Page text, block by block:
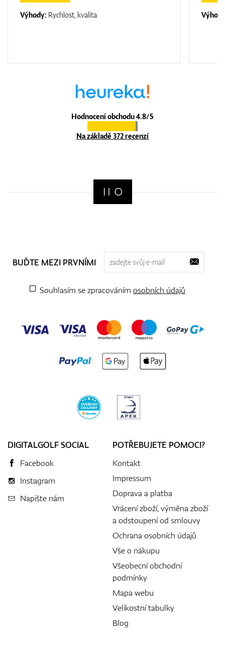
Hodnocení obchodu 4.8/5
Na základě 372 recenzí
Výhody: Rychlost, kvalita
BUĎTE MEZI PRVNÍMI
Souhlasím se zpracováním osobních údajů
DIGITALGOLF SOCIAL
Facebook
Instagram
Napište nám
POTŘEBUJETE POMOCI?
Kontakt
Impressum
Doprava a platba
Vrácení zboží, výměna zboží
a odstoupení od smlouvy
Ochrana osobních údajů
Vše o nákupu
Všeobecní obchodní
podmínky
Mapa webu
Velikostní tabulky
Blog